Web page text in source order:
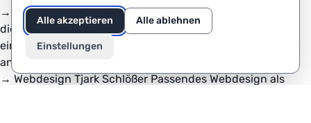
→
Unternehmenswebseite Die Compagnie
die die Marke optisch widerspiegelt und durch
einwandfreien technischen Aufbau überzeugt.
ansehen
→ Webdesign Tjark Schlößer Passendes Webdesign als
Alle akzeptieren Alle ablehnen
Einstellungen